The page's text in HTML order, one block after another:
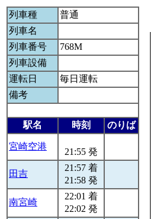
列車種
普通
列車名
列車番号
768M
列車設備
運転日
毎日運転
備考
駅名 時刻 のりば
宮崎空港
21:55 発
田吉
21:57 着
21:58 発
南宮崎
22:01 着
22:02 発